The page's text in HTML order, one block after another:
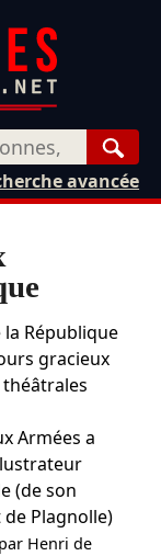
avancée
République
gracieux
Armées a
(de son
Plagnolle)
Henri de